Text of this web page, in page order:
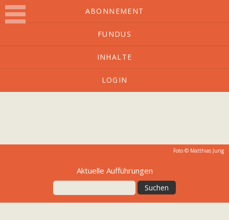
ABONNEMENT
FUNDUS
INHALTE
LOGIN
O-Ton
Kulturmagazin mit Charakter
Foto © Matthias Jung
Aktuelle Aufführungen